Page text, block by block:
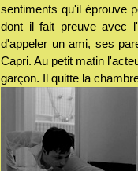
sentiments qu'il éprouve
dont il fait preuve avec
d'appeler un ami, ses
Capri. Au petit matin
garçon. Il quitte la